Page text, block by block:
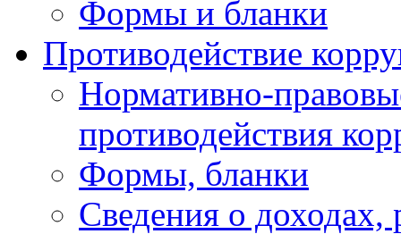
Формы и бланки
Противодействие
Нормативно-
противодействия
Формы, бланки
Сведения о доходах,